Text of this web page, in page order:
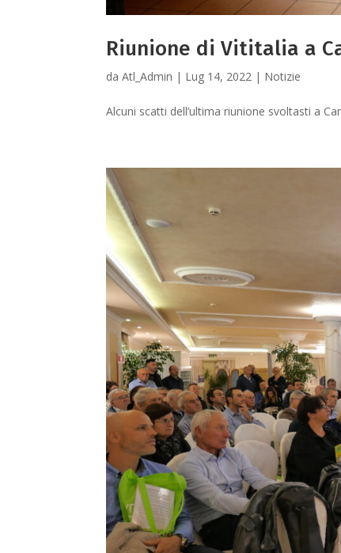
Riunione di Vititalia a
daAtl_Admin | Lug 14, 2022 | Notizie
Alcuni scatti dell’ultima riunione svoltasti a